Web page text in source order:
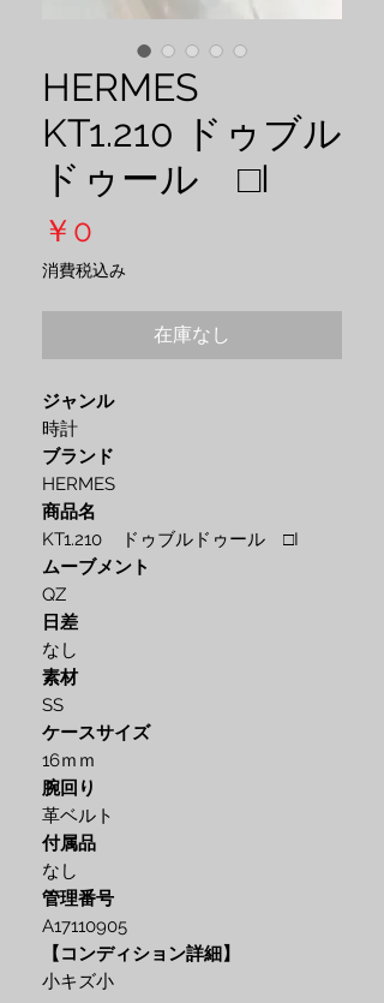
HERMES
KT1.210 ドゥブル
ドゥール □I
￥0
格
消費税込み
在庫なし
ジャンル
時計
ブランド
HERMES
商品名
KT1.210 ドゥブルドゥール □I
ムーブメント
QZ
日差
なし
素材
SS
ケースサイズ
16ｍｍ
腕回り
革ベルト
付属品
なし
管理番号
A17110905
【コンディション詳細】
小キズ小